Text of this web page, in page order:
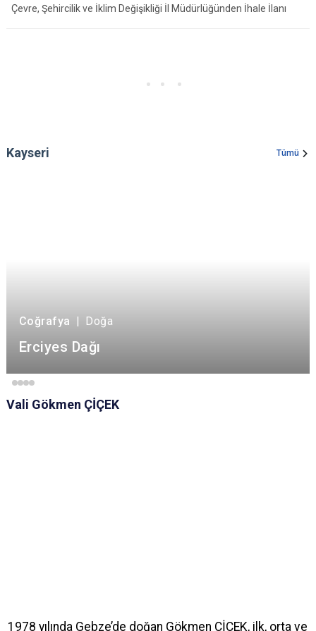
Çevre, Şehircilik ve İklim Değişikliği İl Müdürlüğünden İhale İlanı
Kayseri Tümü
Coğrafya Doğa
Erciyes Dağı
Vali Gökmen ÇİÇEK
1978 yılında Gebze’de doğan Gökmen ÇİÇEK, ilk, orta ve